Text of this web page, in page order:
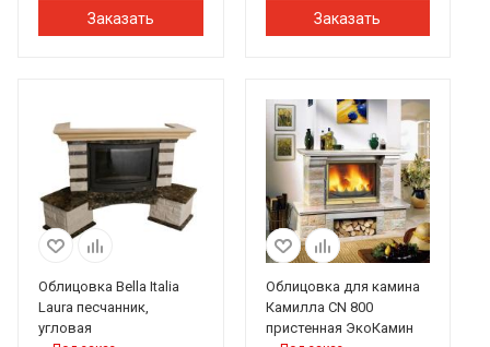
Заказать Заказать
Облицовка Bella Italia
Laura песчанник,
угловая
Облицовка для камина
Камилла CN 800
пристенная ЭкоКамин